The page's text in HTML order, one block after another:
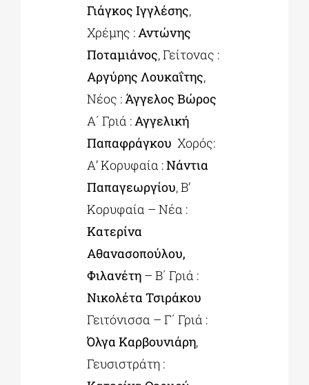
Γιάγκος Ιγγλέσης,
Χρέμης :Αντώνης
Ποταμιάνος, Γείτονας :
Αργύρης Λουκαΐτης,
Νέος :Άγγελος Βώρος
Α΄ Γριά :Αγγελική
Παπαφράγκου Χορός:
Α’ Κορυφαία :Νάντια
Παπαγεωργίου, Β’
Κορυφαία – Νέα :
Κατερίνα
Αθανασοπούλου,
Φιλανέτη– Β΄ Γριά :
Νικολέτα Τσιράκου
Γειτόνισσα – Γ΄ Γριά :
Όλγα Καρβουνιάρη,
Γευσιστράτη :